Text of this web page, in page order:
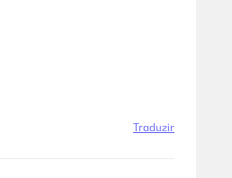
Traduzir